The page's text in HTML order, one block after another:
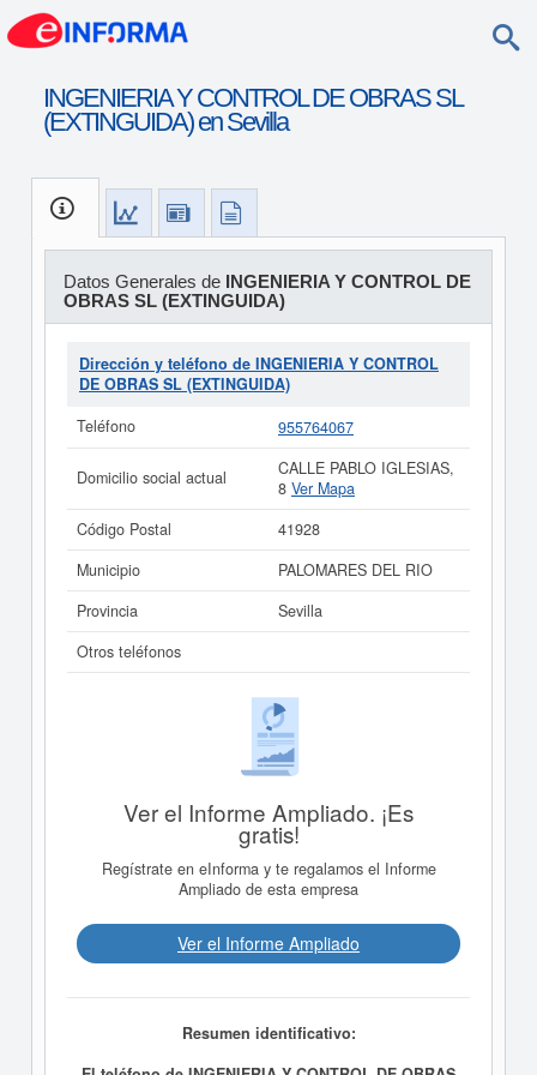
INGENIERIA Y CONTROL DE OBRAS SL
(EXTINGUIDA) en Sevilla
Datos Generales de INGENIERIA Y CONTROL DE
OBRAS SL (EXTINGUIDA)
Dirección y teléfono de INGENIERIA Y CONTROL
DE OBRAS SL (EXTINGUIDA)
Teléfono
955764067
Domicilio social actual
CALLE PABLO IGLESIAS,
8 Ver Mapa
Código Postal
41928
Municipio
PALOMARES DEL RIO
Provincia
Sevilla
Otros teléfonos
Ver el Informe Ampliado. ¡Es
gratis!
Regístrate en eInforma y te regalamos el Informe
Ampliado de esta empresa
Ver el Informe Ampliado
Resumen identificativo: